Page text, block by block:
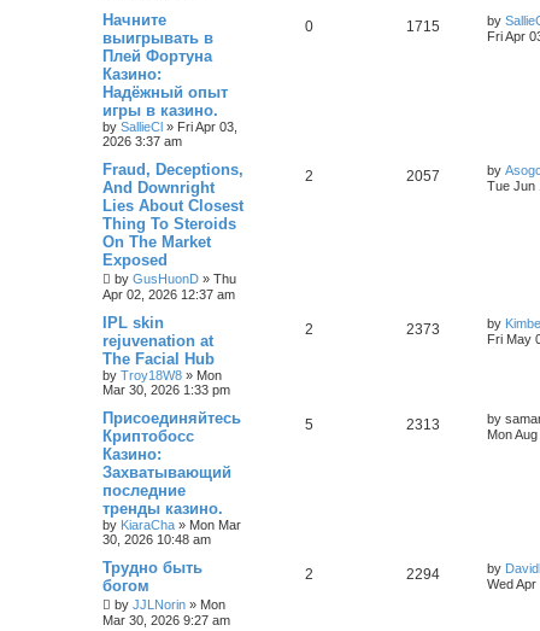
Начните
выигрывать в
Плей Фортуна
Казино:
Надёжный опыт
игры в казино.
by SallieCl » Fri Apr 03,
2026 3:37 am
0 1715 by
Fri Apr
Fraud, Deceptions,
And Downright
Lies About Closest
Thing To Steroids
On The Market
Exposed
by GusHuonD » Thu
Apr 02, 2026 12:37 am
2 2057 by
Tue Jun
IPL skin
rejuvenation at
The Facial Hub
by Troy18W8 » Mon
Mar 30, 2026 1:33 pm
2 2373 by
Fri May
Присоединяйтесь
Криптобосс
Казино:
Захватывающий
последние
тренды казино.
by KiaraCha » Mon Mar
30, 2026 10:48 am
5 2313 by
Mon
Трудно быть
богом
by JJLNorin » Mon
Mar 30, 2026 9:27 am
2 2294 by
Wed